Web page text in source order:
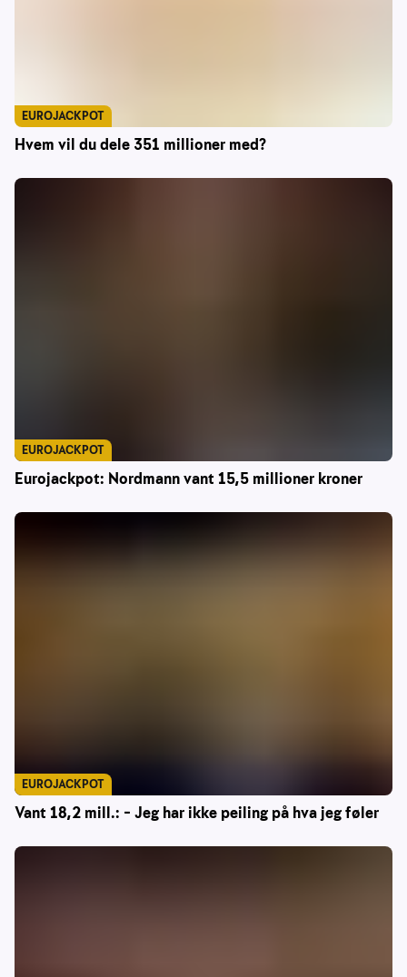
Hvem vil du dele 351 millioner med?
EUROJACKPOT
Eurojackpot: Nordmann vant 15,5 millioner kroner
EUROJACKPOT
Vant 18,2 mill.: – Jeg har ikke peiling på hva jeg føler
EUROJACKPOT